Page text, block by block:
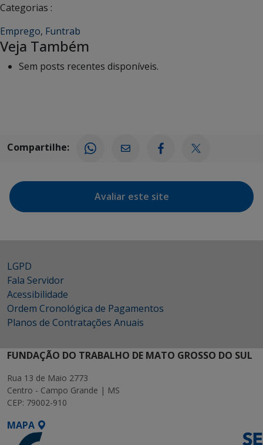
Categorias :
Emprego, Funtrab
Veja Também
Sem posts recentes disponíveis.
Compartilhe:
Avaliar este site
LGPD
Fala Servidor
Acessibilidade
Ordem Cronológica de Pagamentos
Planos de Contratações Anuais
FUNDAÇÃO DO TRABALHO DE MATO GROSSO DO SUL
Rua 13 de Maio 2773
Centro - Campo Grande | MS
CEP: 79002-910
MAPA